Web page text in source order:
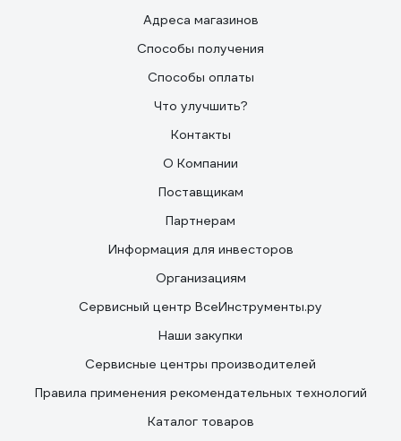
Адреса магазинов
Способы получения
Способы оплаты
Что улучшить?
Контакты
О Компании
Поставщикам
Партнерам
Информация для инвесторов
Организациям
Сервисный центр ВсеИнструменты.ру
Наши закупки
Сервисные центры производителей
Правила применения рекомендательных технологий
Каталог товаров